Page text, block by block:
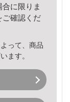
に限りま
ご確認くだ
って、商品
ます。